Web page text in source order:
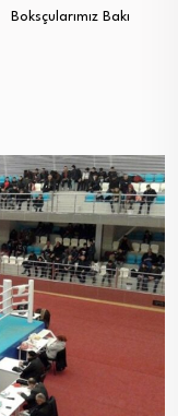
Boksçularımız Bakı